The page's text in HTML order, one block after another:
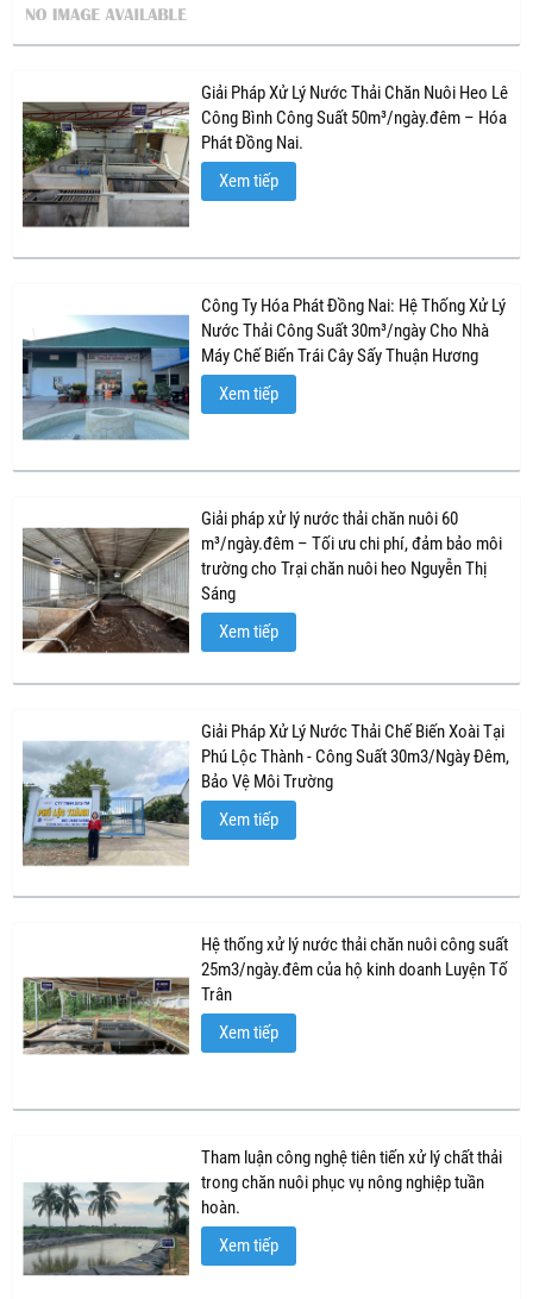
Giải Pháp Xử Lý Nước Thải Chăn Nuôi Heo Lê
Công Bình Công Suất 50m³/ngày.đêm – Hóa
Phát Đồng Nai.
Xem tiếp
Công Ty Hóa Phát Đồng Nai: Hệ Thống Xử Lý
Nước Thải Công Suất 30m³/ngày Cho Nhà
Máy Chế Biến Trái Cây Sấy Thuận Hương
Xem tiếp
Giải pháp xử lý nước thải chăn nuôi 60
m³/ngày.đêm – Tối ưu chi phí, đảm bảo môi
trường cho Trại chăn nuôi heo Nguyễn Thị
Sáng
Xem tiếp
Giải Pháp Xử Lý Nước Thải Chế Biến Xoài Tại
Phú Lộc Thành - Công Suất 30m3/Ngày Đêm,
Bảo Vệ Môi Trường
Xem tiếp
Hệ thống xử lý nước thải chăn nuôi công suất
25m3/ngày.đêm của hộ kinh doanh Luyện Tố
Trân
Xem tiếp
Tham luận công nghệ tiên tiến xử lý chất thải
trong chăn nuôi phục vụ nông nghiệp tuần
hoàn.
Xem tiếp